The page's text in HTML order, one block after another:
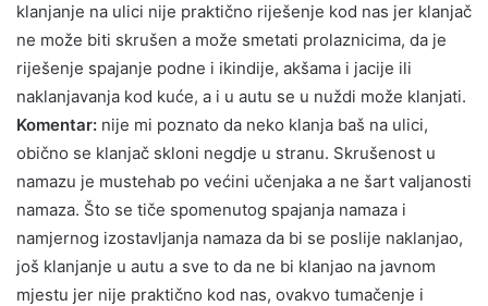
klanjanje na ulici nije praktično riješenje kod nas jer klanjač
ne može biti skrušen a može smetati prolaznicima, da je
riješenje spajanje podne i ikindije, akšama i jacije ili
naklanjavanja kod kuće, a i u autu se u nuždi može klanjati.
Komentar: nije mi poznato da neko klanja baš na ulici,
obično se klanjač skloni negdje u stranu. Skrušenost u
namazu je mustehab po većini učenjaka a ne šart valjanosti
namaza. Što se tiče spomenutog spajanja namaza i
namjernog izostavljanja namaza da bi se poslije naklanjao,
još klanjanje u autu a sve to da ne bi klanjao na javnom
mjestu jer nije praktično kod nas, ovakvo tumačenje i